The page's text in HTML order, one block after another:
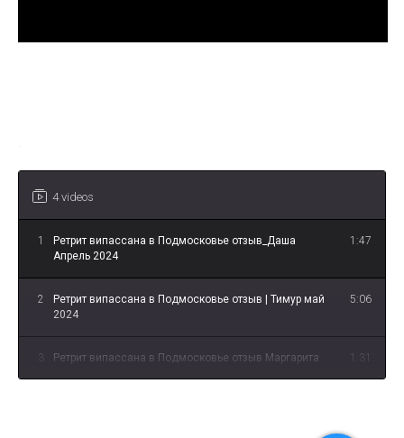
4 videos
1
Ретрит випассана в Подмосковье отзыв_Даша
Апрель 2024
1:47
2
Ретрит випассана в Подмосковье отзыв | Тимур май
2024
5:06
3
Ретрит випассана в Подмосковье отзыв Маргарита
1:31